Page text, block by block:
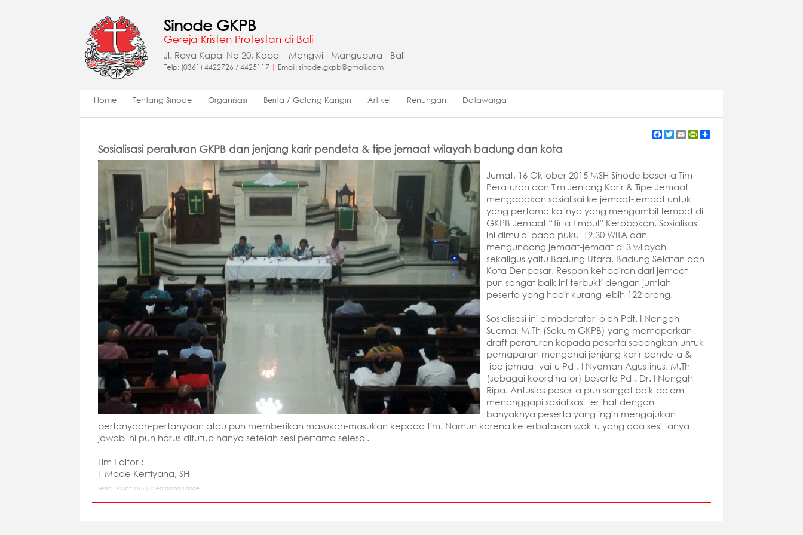
Sinode GKPB
Gereja Kristen Protestan di Bali
Jl. Raya Kapal No 20, Kapal - Mengwi - Mangupura - Bali
Telp: (0361) 4422726 / 4425117 | Email: sinode.gkpb@gmail.com
Home Tentang Sinode Organisasi Berita / Galang Kangin Artikel Renungan Datawarga
Facebook
TwitterEmailPrintFriendly
Share
Sosialisasi peraturan GKPB dan jenjang karir pendeta & tipe jemaat wilayah badung dan kota
Jumat, 16 Oktober 2015 MSH Sinode beserta Tim
Peraturan dan Tim Jenjang Karir & Tipe Jemaat
mengadakan sosialisai ke jemaat-jemaat untuk
yang pertama kalinya yang mengambil tempat di
GKPB Jemaat “Tirta Empul” Kerobokan. Sosialisasi
ini dimulai pada pukul 19.30 WITA dan
mengundang jemaat-jemaat di 3 wilayah
sekaligus yaitu Badung Utara, Badung Selatan dan
Kota Denpasar. Respon kehadiran dari jemaat
pun sangat baik ini terbukti dengan jumlah
peserta yang hadir kurang lebih 122 orang.
Sosialisasi ini dimoderatori oleh Pdt. I Nengah
Suama, M.Th (Sekum GKPB) yang memaparkan
draft peraturan kepada peserta sedangkan untuk
pemaparan mengenai jenjang karir pendeta &
tipe jemaat yaitu Pdt. I Nyoman Agustinus, M.Th
(sebagai koordinator) beserta Pdt. Dr. I Nengah
Ripa. Antusias peserta pun sangat baik dalam
menanggapi sosialisasi terlihat dengan
banyaknya peserta yang ingin mengajukan
pertanyaan-pertanyaan atau pun memberikan masukan-masukan kepada tim. Namun karena keterbatasan waktu yang ada sesi tanya
jawab ini pun harus ditutup hanya setelah sesi pertama selesai.
Tim Editor :
I Made Kertiyana, SH
Senin, 19 Oct 2015 | Oleh: admin sinode